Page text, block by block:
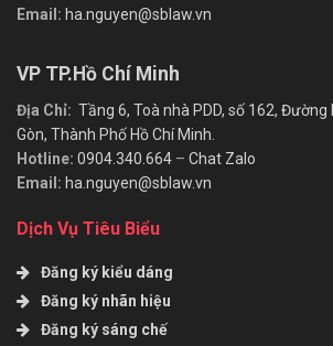
Email: ha.nguyen@sblaw.vn
VP TP.Hồ Chí Minh
Địa Chỉ: Tầng 6, Toà nhà PDD, số 162,
Gòn, Thành Phố Hồ Chí Minh.
Hotline: 0904.340.664 – Chat Zalo
Email: ha.nguyen@sblaw.vn
Dịch Vụ Tiêu Biểu
Đăng ký kiểu dáng
Đăng ký nhãn hiệu
Đăng ký sáng chế